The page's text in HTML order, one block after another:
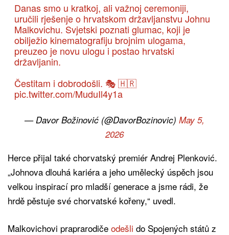
Danas smo u kratkoj, ali važnoj ceremoniji,
uručili rješenje o hrvatskom državljanstvu Johnu
Malkovichu. Svjetski poznati glumac, koji je
obilježio kinematografiju brojnim ulogama,
preuzeo je novu ulogu i postao hrvatski
državljanin.
Čestitam i dobrodošli. 🎭 🇭🇷
pic.twitter.com/MuduIl4y1a
— Davor Božinović (@DavorBozinovic) May 5,
2026
Herce přijal také chorvatský premiér Andrej Plenković.
„Johnova dlouhá kariéra a jeho umělecký úspěch jsou
velkou inspirací pro mladší generace a jsme rádi, že
hrdě pěstuje své chorvatské kořeny,“ uvedl.
Malkovichovi praprarodiče odešli do Spojených států z